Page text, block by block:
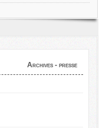
Archives - presse